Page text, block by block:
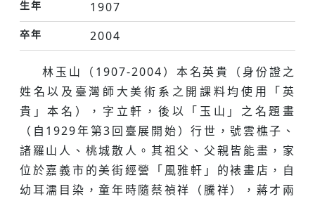
生年 1907
卒年 2004
林玉山（1907-2004）本名英貴（身份證之
姓名以及臺灣師大美術系之開課料均使用「英
貴」本名），字立軒，後以「玉山」之名題畫
（自1929年第3回臺展開始）行世，號雲樵子、
諸羅山人、桃城散人。其祖父、父親皆能畫，家
位於嘉義市的美街經營「風雅軒」的裱畫店，自
幼耳濡目染，童年時隨蔡禎祥（騰祥），蔣才兩